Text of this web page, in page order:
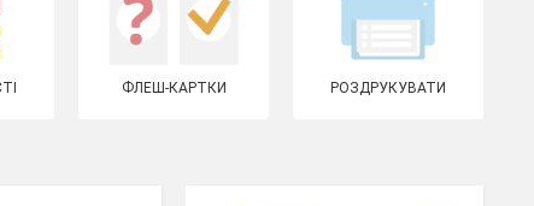
ФЛЕШ-КАРТКИ РОЗДРУКУВАТИ